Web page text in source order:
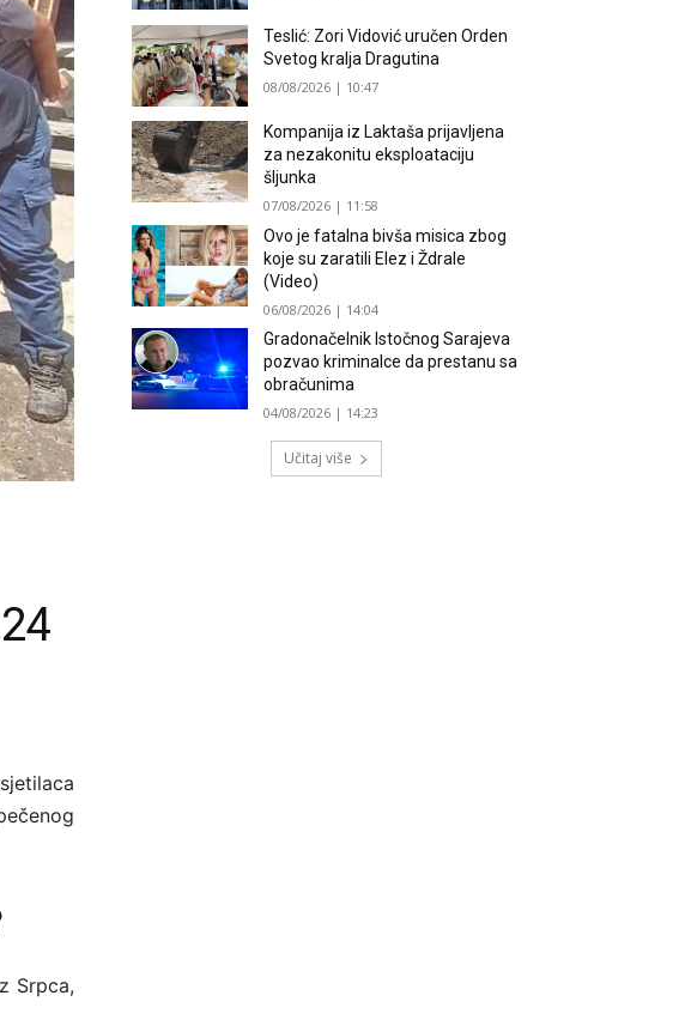
Srpca,
Teslić: Zori Vidović uručen Orden
Svetog kralja Dragutina
08/08/2026 | 10:47
Kompanija iz Laktaša prijavljena
za nezakonitu eksploataciju
šljunka
07/08/2026 | 11:58
Ovo je fatalna bivša misica zbog
koje su zaratili Elez i Ždrale
(Video)
06/08/2026 | 14:04
Gradonačelnik Istočnog Sarajeva
pozvao kriminalce da prestanu sa
obračunima
04/08/2026 | 14:23
Učitaj više